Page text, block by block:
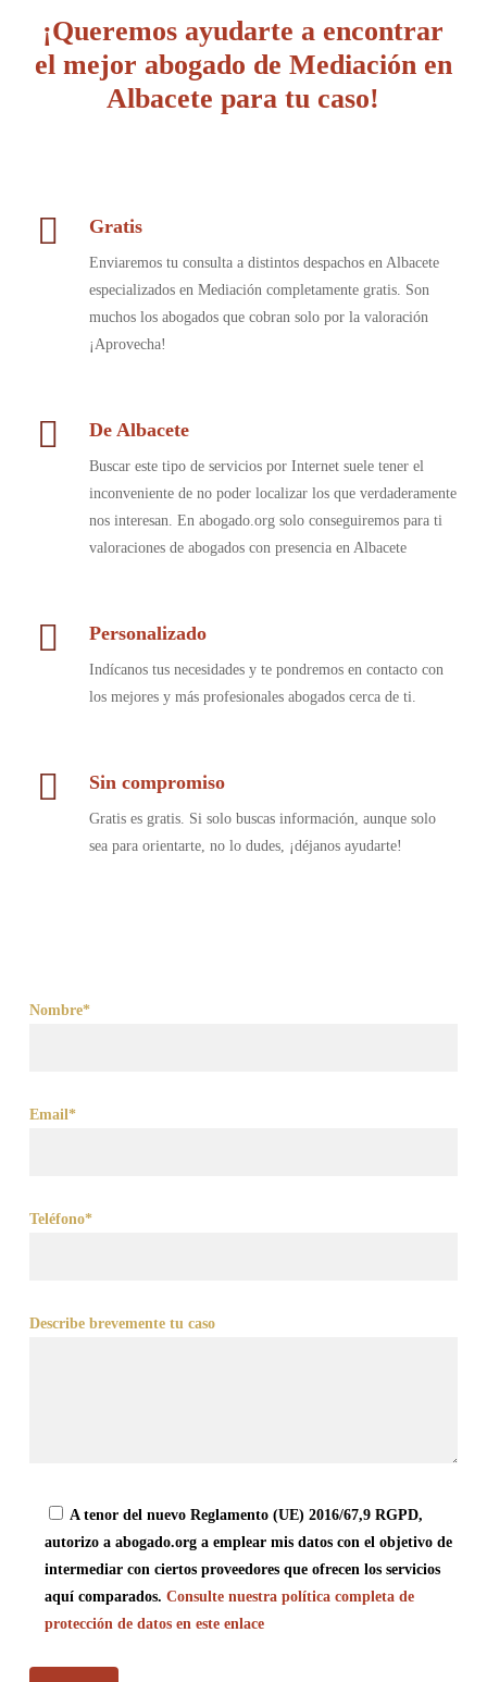
¡Queremos ayudarte a encontrar
el mejor abogado de Mediación en
Albacete para tu caso!
Gratis
Enviaremos tu consulta a distintos despachos en Albacete
especializados en Mediación completamente gratis. Son
muchos los abogados que cobran solo por la valoración
¡Aprovecha!
De Albacete
Buscar este tipo de servicios por Internet suele tener el
inconveniente de no poder localizar los que verdaderamente
nos interesan. En abogado.org solo conseguiremos para ti
valoraciones de abogados con presencia en Albacete
Personalizado
Indícanos tus necesidades y te pondremos en contacto con
los mejores y más profesionales abogados cerca de ti.
Sin compromiso
Gratis es gratis. Si solo buscas información, aunque solo
sea para orientarte, no lo dudes, ¡déjanos ayudarte!
Nombre*
Email*
Teléfono*
Describe brevemente tu caso
A tenor del nuevo Reglamento (UE) 2016/67,9 RGPD,
autorizo a abogado.org a emplear mis datos con el objetivo de
intermediar con ciertos proveedores que ofrecen los servicios
aquí comparados. Consulte nuestra política completa de
protección de datos en este enlace